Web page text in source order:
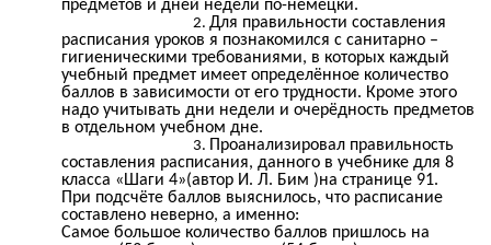
предметов и дней недели по-немецки.
Для правильности составления
расписания уроков я познакомился с санитарно –
гигиеническими требованиями, в которых каждый
учебный предмет имеет определённое количество
баллов в зависимости от его трудности. Кроме этого
надо учитывать дни недели и очерёдность предметов
в отдельном учебном дне.
Проанализировал правильность
составления расписания, данного в учебнике для 8
класса «Шаги 4»(автор И. Л. Бим )на странице 91.
При подсчёте баллов выяснилось, что расписание
составлено неверно, а именно:
Самое большое количество баллов пришлось на